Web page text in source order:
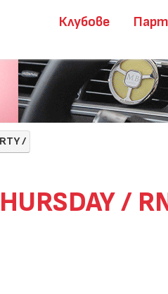
Клубове
/
/